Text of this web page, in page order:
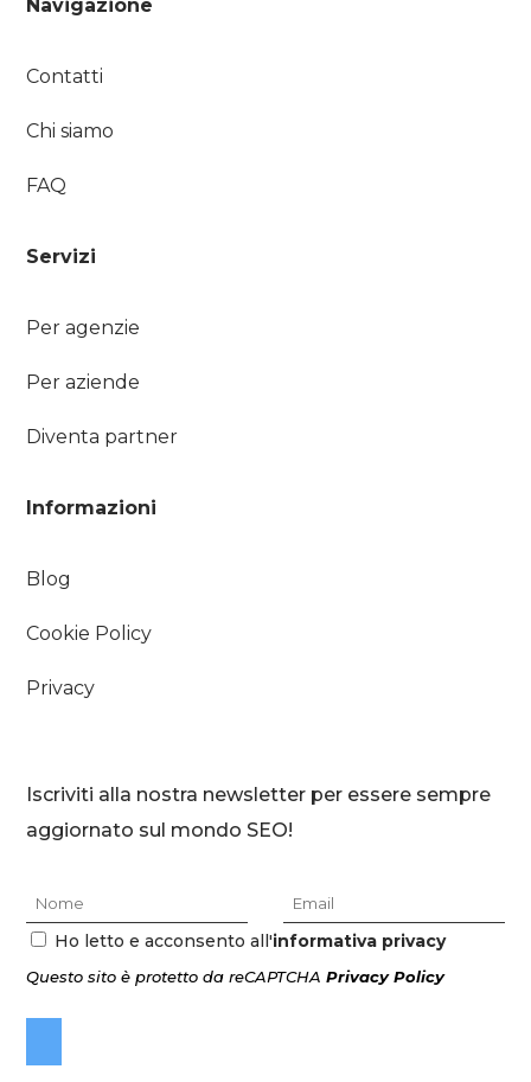
Navigazione
Contatti
Chi siamo
FAQ
Servizi
Per agenzie
Per aziende
Diventa partner
Informazioni
Blog
Cookie Policy
Privacy
Iscriviti alla nostra newsletter per essere sempre
aggiornato sul mondo SEO!
Ho letto e acconsento all'informativa privacy
Questo sito è protetto da reCAPTCHAPrivacy Policy